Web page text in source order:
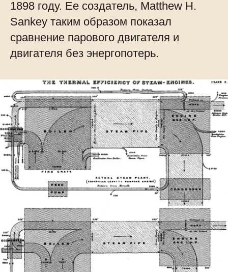
1898 году. Ее создатель, Matthew H.
Sankey таким образом показал
сравнение парового двигателя и
двигателя без энергопотерь.